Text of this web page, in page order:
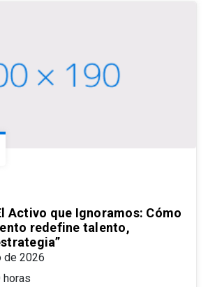
Activo que Ignoramos: Cómo
redefine talento,
de 2026
horas